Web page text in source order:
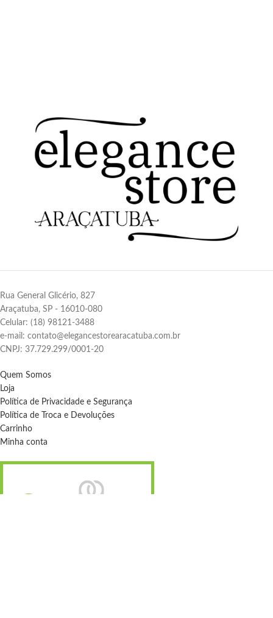
Rua General Glicério, 827
Araçatuba, SP - 16010-080
Celular: (18) 98121-3488
e-mail: contato@elegancestorearacatuba.com.br
CNPJ: 37.729.299/0001-20
Quem Somos
Loja
Política de Privacidade e Segurança
Política de Troca e Devoluções
Carrinho
Minha conta